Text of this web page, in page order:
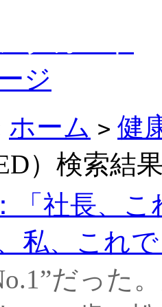
ジ
ホーム > 健
）検索結
「社長、
私、これ
だった